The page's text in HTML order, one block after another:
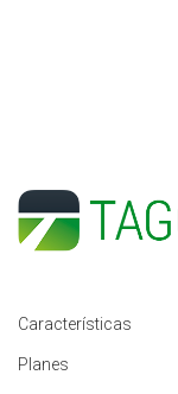
Características
Planes